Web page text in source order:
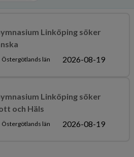
Linköping söker
Östergötlands län 2026-08-19
Linköping söker
och Häls
Östergötlands län 2026-08-19